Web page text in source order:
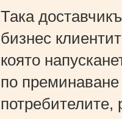
Така
бизнес
която
по
потребителите,